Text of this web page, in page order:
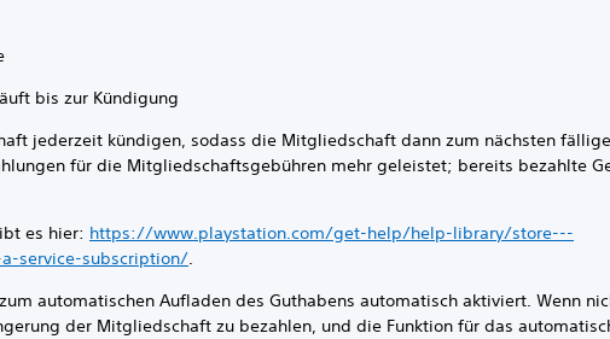
bis zur Kündigung
jederzeit kündigen, sodass die Mitgliedschaft dann zum nächsten
für die Mitgliedschaftsgebühren mehr geleistet; bereits bezahlte
es hier: https://www.playstation.com/get-help/help-library/store---
service-subscription/.
automatischen Aufladen des Guthabens automatisch aktiviert. Wenn
der Mitgliedschaft zu bezahlen, und die Funktion für das